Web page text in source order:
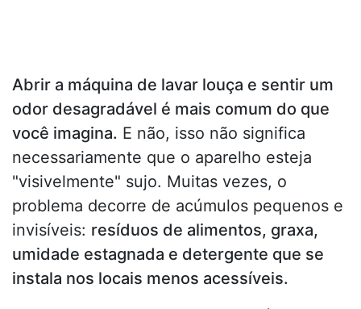
Abrir a máquina de lavar louça e sentir um
odor desagradável é mais comum do que
você imagina. E não, isso não significa
necessariamente que o aparelho esteja
"visivelmente" sujo. Muitas vezes, o
problema decorre de acúmulos pequenos e
invisíveis: resíduos de alimentos, graxa,
umidade estagnada e detergente que se
instala nos locais menos acessíveis.